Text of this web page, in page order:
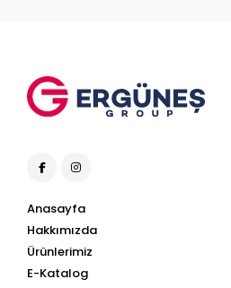
Anasayfa
Hakkımızda
Ürünlerimiz
E-Katalog